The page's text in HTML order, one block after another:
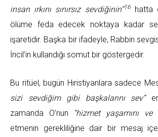
insan ırkını sınırsız sevdiğinin”16hatta
ölüme feda edecek noktaya kadar
işaretidir. Başka bir ifadeyle, Rabbin
İncil’in kullandığı somut bir göstergedir.
Bu ritüel, bugün Hıristiyanlara sadece
sizi sevdiğim gibi başkalarını sev”
zamanda O’nun
“hizmet yaşamını ve
etmenin gerekliliğine dair bir mesaj